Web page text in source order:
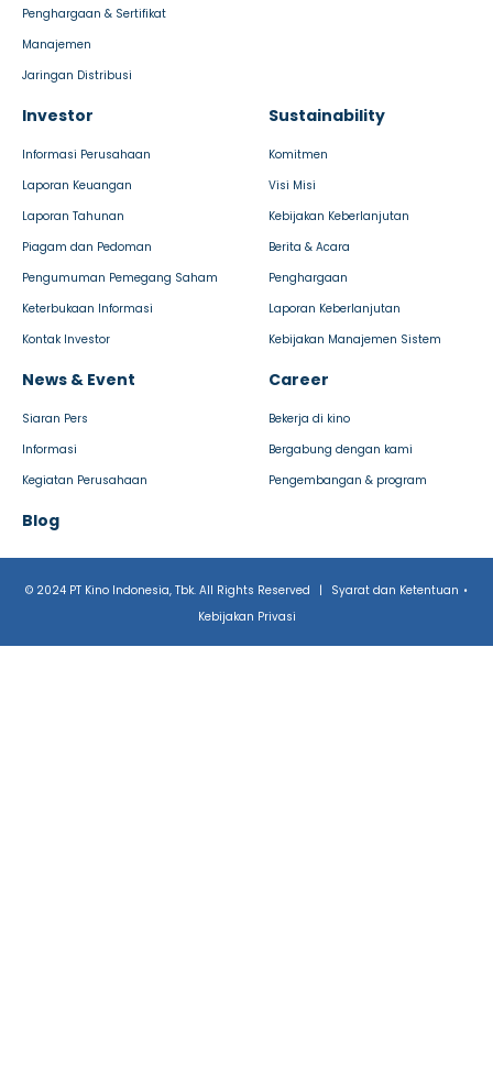
Penghargaan & Sertifikat
Manajemen
Jaringan Distribusi
Investor
Informasi Perusahaan
Laporan Keuangan
Laporan Tahunan
Piagam dan Pedoman
Pengumuman Pemegang Saham
Keterbukaan Informasi
Kontak Investor
Sustainability
Komitmen
Visi Misi
Kebijakan Keberlanjutan
Berita & Acara
Penghargaan
Laporan Keberlanjutan
Kebijakan Manajemen Sistem
News & Event
Siaran Pers
Informasi
Kegiatan Perusahaan
Career
Bekerja di kino
Bergabung dengan kami
Pengembangan & program
Blog
© 2024 PT Kino Indonesia, Tbk. All Rights Reserved | Syarat dan Ketentuan •
Kebijakan Privasi